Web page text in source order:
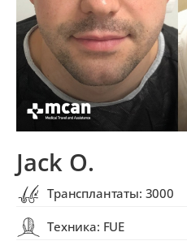
Jack O.
Трансплантаты: 3000
Техника: FUE